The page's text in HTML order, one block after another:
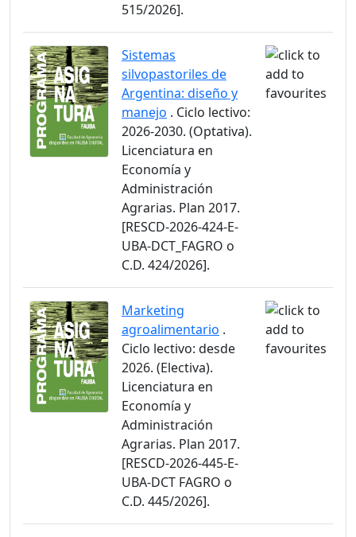
515/2026].
Sistemas
silvopastoriles de
Argentina: diseño y
manejo . Ciclo lectivo:
2026-2030. (Optativa).
Licenciatura en
Economía y
Administración
Agrarias. Plan 2017.
[RESCD-2026-424-E-
UBA-DCT_FAGRO o
C.D. 424/2026].
Marketing
agroalimentario .
Ciclo lectivo: desde
2026. (Electiva).
Licenciatura en
Economía y
Administración
Agrarias. Plan 2017.
[RESCD-2026-445-E-
UBA-DCT FAGRO o
C.D. 445/2026].